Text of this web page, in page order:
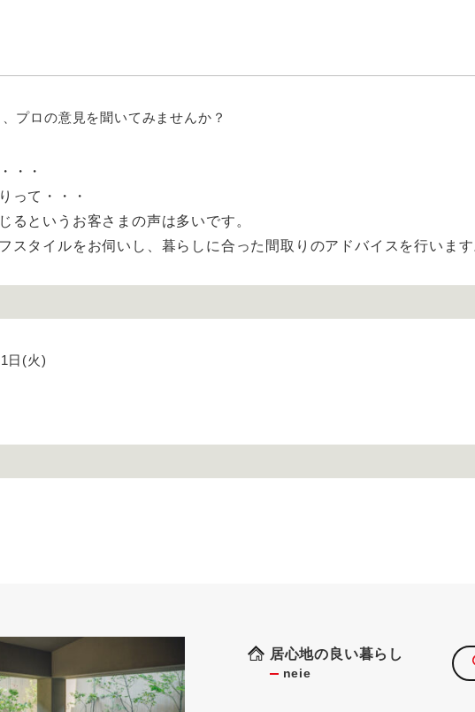
プロの意見を聞いてみませんか？
・・
って・・・
るというお客さまの声は多いです。
スタイルをお伺いし、暮らしに合った間取りのアドバイスを行いま
日(火)
居心地の良い暮らし
neie